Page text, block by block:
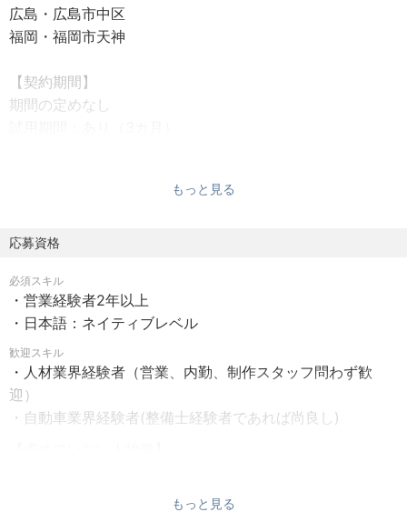
しかし、業界全体としは年々整備士数と整備専門学生数は
それは「稼げない」「休みが少ない」など、若年層からす
ると魅力が少ない職種だと映っているからです。そんな状
様、日々邁進しております。
の方を輩出し、事業全体の売り上げも前期の4倍となってお
今後、更なる事業拡大を行う予定ですので一緒に事業を大
きくしていただけるメンバーを募集いたします。
■具体的にやっていただく業務
・整備工場への課題ヒアリング、業務改善提案・委託業務
広島・広島市中区
福岡・福岡市天神
【契約期間】
期間の定めなし
9:30～18:30（休憩1時間）
は追加で支給）
【休日】
★年間休日120日以上
・完全週休2日（土・日）
・祝日
【休暇制度】
・年末年始休暇（2024年実績：9連休）
もっと見る
応募資格
必須スキル
・営業経験者2年以上
・日本語：ネイティブレベル
歓迎スキル
・人材業界経験者（営業、内勤、制作スタッフ問わず歓
迎）
・自動車業界経験者(整備士経験者であれば尚良し)
※当社には下記のような人間はいないため、大変恐れ入りま
もっと見る